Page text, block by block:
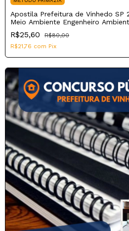
Apostila Prefeitura de Vinhedo SP
Meio Ambiente Engenheiro
R$25,60
R$80,00
R$21,76 com Pix